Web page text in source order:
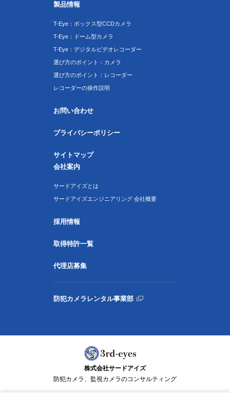
製品情報
T-Eye：ボックス型CCDカメラ
T-Eye：ドーム型カメラ
T-Eye：デジタルビデオレコーダー
選び方のポイント：カメラ
選び方のポイント：レコーダー
レコーダーの操作説明
お問い合わせ
プライバシーポリシー
サイトマップ
会社案内
サードアイズとは
サードアイズエンジニアリング 会社概要
採用情報
取得特許一覧
代理店募集
防犯カメラレンタル事業部
株式会社サードアイズ
防犯カメラ、監視カメラのコンサルティング